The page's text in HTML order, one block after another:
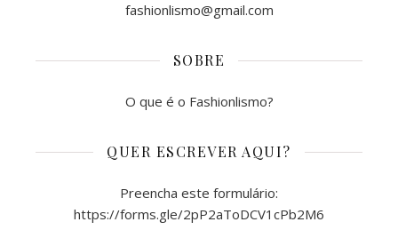
fashionlismo@gmail.com
SOBRE
O que é o Fashionlismo?
QUER ESCREVER AQUI?
Preencha este formulário:
https://forms.gle/2pP2aToDCV1cPb2M6